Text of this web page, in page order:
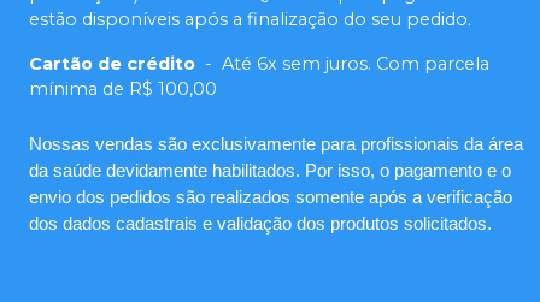
estão disponíveis após a finalização do seu pedido.
Cartão de crédito - Até 6x sem juros. Com parcela
mínima de R$ 100,00
Nossas vendas são exclusivamente para profissionais da área
da saúde devidamente habilitados. Por isso, o pagamento e o
envio dos pedidos são realizados somente após a verificação
dos dados cadastrais e validação dos produtos solicitados.